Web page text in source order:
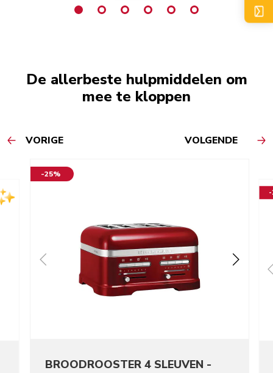
De allerbeste hulpmiddelen om
mee te kloppen
VORIGE VOLGENDE
-25%
BROODROOSTER 4 SLEUVEN -
-